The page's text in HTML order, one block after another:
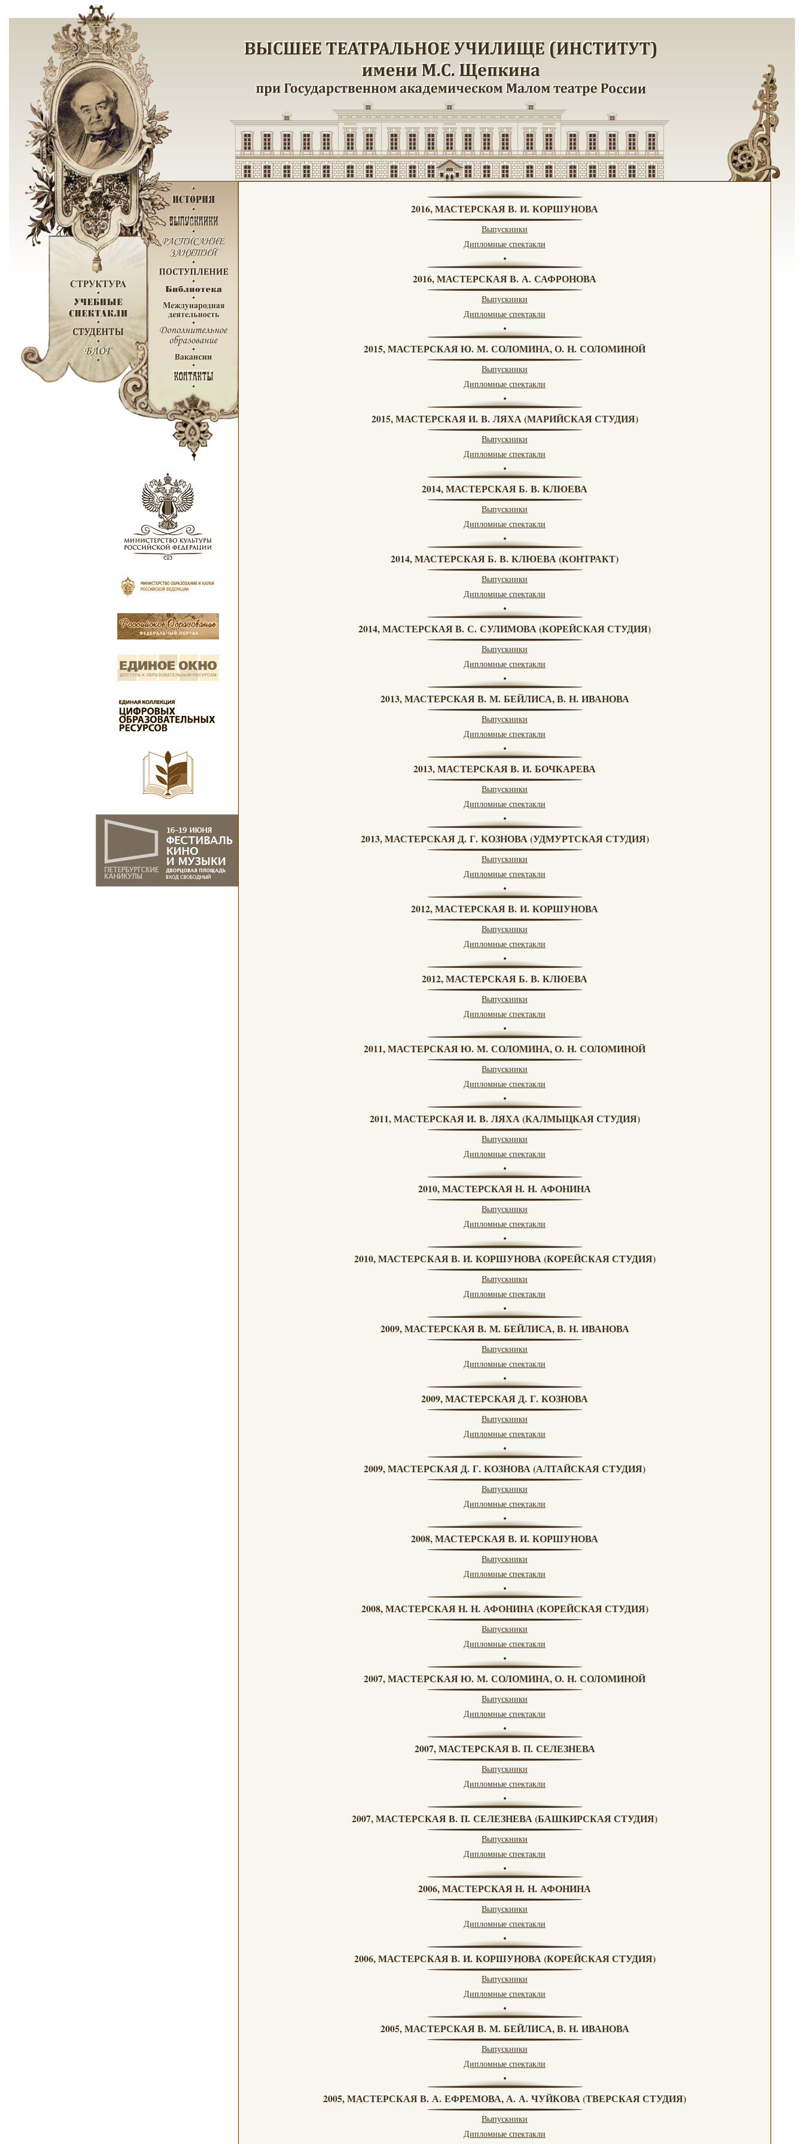
2016, МАСТЕРСКАЯ В. И. КОРШУНОВА
Выпускники
Дипломные спектакли
2016, МАСТЕРСКАЯ В. А. САФРОНОВА
Выпускники
Дипломные спектакли
2015, МАСТЕРСКАЯ Ю. М. СОЛОМИНА, О. Н. СОЛОМИНОЙ
Выпускники
Дипломные спектакли
2015, МАСТЕРСКАЯ И. В. ЛЯХА (МАРИЙСКАЯ СТУДИЯ)
Выпускники
Дипломные спектакли
2014, МАСТЕРСКАЯ Б. В. КЛЮЕВА
Выпускники
Дипломные спектакли
2014, МАСТЕРСКАЯ Б. В. КЛЮЕВА (КОНТРАКТ)
Выпускники
Дипломные спектакли
2014, МАСТЕРСКАЯ В. С. СУЛИМОВА (КОРЕЙСКАЯ СТУДИЯ)
Выпускники
Дипломные спектакли
2013, МАСТЕРСКАЯ В. М. БЕЙЛИСА, В. Н. ИВАНОВА
Выпускники
Дипломные спектакли
2013, МАСТЕРСКАЯ В. И. БОЧКАРЕВА
Выпускники
Дипломные спектакли
2013, МАСТЕРСКАЯ Д. Г. КОЗНОВА (УДМУРТСКАЯ СТУДИЯ)
Выпускники
Дипломные спектакли
2012, МАСТЕРСКАЯ В. И. КОРШУНОВА
Выпускники
Дипломные спектакли
2012, МАСТЕРСКАЯ Б. В. КЛЮЕВА
Выпускники
Дипломные спектакли
2011, МАСТЕРСКАЯ Ю. М. СОЛОМИНА, О. Н. СОЛОМИНОЙ
Выпускники
Дипломные спектакли
2011, МАСТЕРСКАЯ И. В. ЛЯХА (КАЛМЫЦКАЯ СТУДИЯ)
Выпускники
Дипломные спектакли
2010, МАСТЕРСКАЯ Н. Н. АФОНИНА
Выпускники
Дипломные спектакли
2010, МАСТЕРСКАЯ В. И. КОРШУНОВА (КОРЕЙСКАЯ СТУДИЯ)
Выпускники
Дипломные спектакли
2009, МАСТЕРСКАЯ В. М. БЕЙЛИСА, В. Н. ИВАНОВА
Выпускники
Дипломные спектакли
2009, МАСТЕРСКАЯ Д. Г. КОЗНОВА
Выпускники
Дипломные спектакли
2009, МАСТЕРСКАЯ Д. Г. КОЗНОВА (АЛТАЙСКАЯ СТУДИЯ)
Выпускники
Дипломные спектакли
2008, МАСТЕРСКАЯ В. И. КОРШУНОВА
Выпускники
Дипломные спектакли
2008, МАСТЕРСКАЯ Н. Н. АФОНИНА (КОРЕЙСКАЯ СТУДИЯ)
Выпускники
Дипломные спектакли
2007, МАСТЕРСКАЯ Ю. М. СОЛОМИНА, О. Н. СОЛОМИНОЙ
Выпускники
Дипломные спектакли
2007, МАСТЕРСКАЯ В. П. СЕЛЕЗНЕВА
Выпускники
Дипломные спектакли
2007, МАСТЕРСКАЯ В. П. СЕЛЕЗНЕВА (БАШКИРСКАЯ СТУДИЯ)
Выпускники
Дипломные спектакли
2006, МАСТЕРСКАЯ Н. Н. АФОНИНА
Выпускники
Дипломные спектакли
2006, МАСТЕРСКАЯ В. И. КОРШУНОВА (КОРЕЙСКАЯ СТУДИЯ)
Выпускники
Дипломные спектакли
2005, МАСТЕРСКАЯ В. М. БЕЙЛИСА, В. Н. ИВАНОВА
Выпускники
Дипломные спектакли
2005, МАСТЕРСКАЯ В. А. ЕФРЕМОВА, А. А. ЧУЙКОВА (ТВЕРСКАЯ СТУДИЯ)
Выпускники
Дипломные спектакли